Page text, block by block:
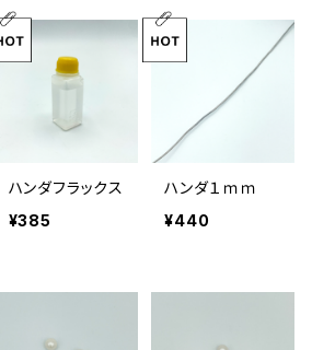
ハンダフラックス
¥385
ハンダ１ｍｍ
¥440